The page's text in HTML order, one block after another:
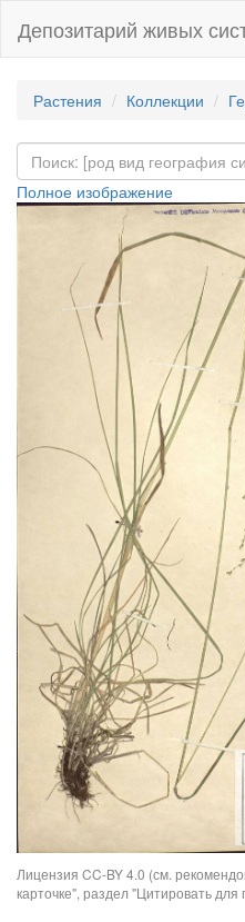
Депозитарий живых
Растения Коллекции
Полное изображение
Лицензия CC-BY 4.0 (см.
карточке", раздел "Цитировать для